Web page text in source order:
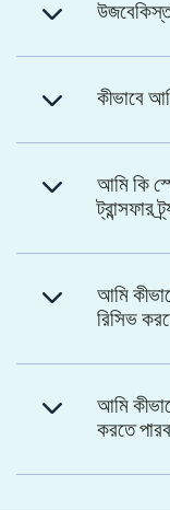
কীভাবে
আমি কি
ট্রান্সফার
আমি
রিসিভ
আমি
করতে